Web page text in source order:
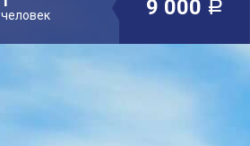
человек 9 000 a